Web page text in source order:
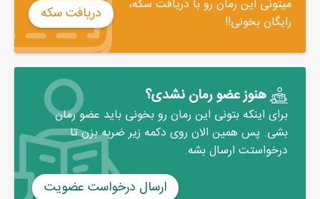
ارواح این جزیره دور تا دور زندان پرسه می‌زدند.
میتونی این رمان رو با دریافت سکه،
رایگان بخونی!!
دریافت سکه
هنوز عضو رمان نشدی؟
برای اینکه بتونی این رمان رو بخونی باید عضو رمان
بشی. پس همین الان روی دکمه زیر ضربه بزن تا
درخواستت ارسال بشه.
ارسال درخواست عضویت